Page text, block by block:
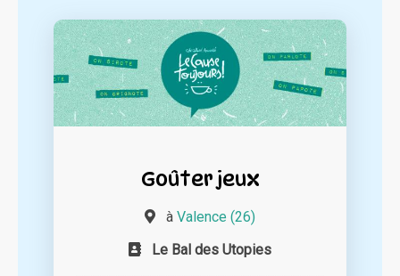
Goûter jeux
à Valence (26)
Le Bal des Utopies